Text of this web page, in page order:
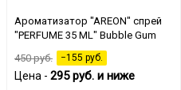
Ароматизатор "AREON" спрей
"PERFUME 35 ML" Bubble Gum
450руб. −155 руб.
Цена - 295руб. и ниже